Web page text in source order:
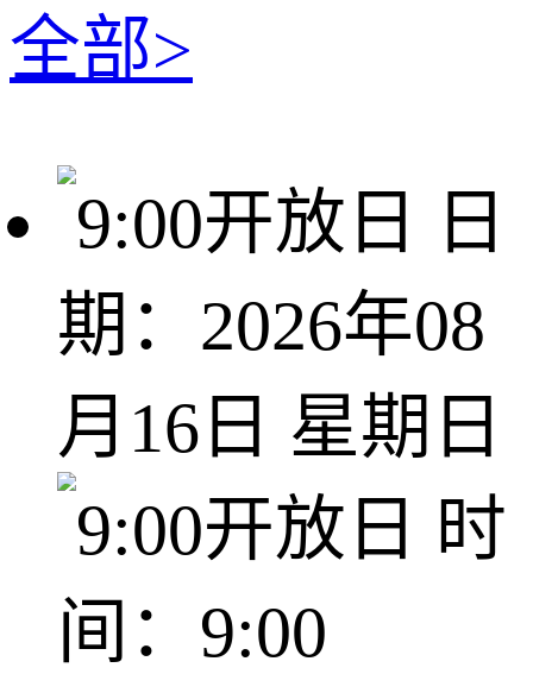
全部>
日
期：2026年08
月16日 星期日
时
间：9:00